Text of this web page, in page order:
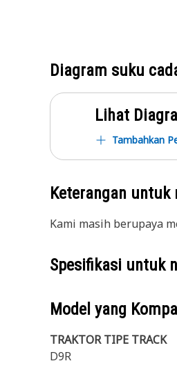
Diagram suku
Lihat
Tambahkan
Keterangan
Kami masih berupaya
Spesifikasi untuk
Model yang
TRAKTOR TIPE TRACK
D9R